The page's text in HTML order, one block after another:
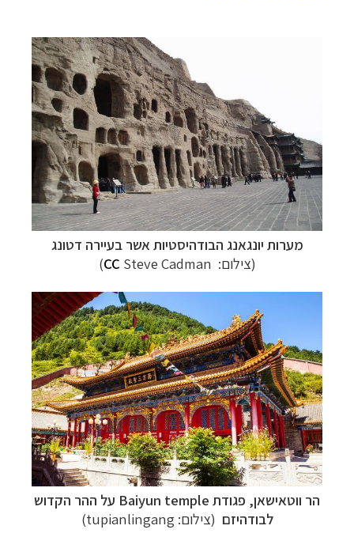
מערות יונגאנג הבודהיסטיות אשר בעיירה דטונג
(צילום:
CC Steve Cadman)
הר ווטאישאן, פגודת
Baiyun temple על ההר הקדוש
לבודהיזם (צילום: tupianlingang)